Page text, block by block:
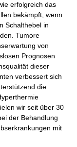
erfolgreich das
bekämpft, wenn
Schalthebel in
Tumore
von
Prognosen
dieser
verbessert sich
die
wir seit über 30
der Behandlung
mit